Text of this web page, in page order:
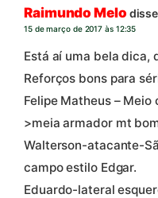
Raimundo Melo
15 de março de 2017 às 12:35
Está aí uma bela dica,
Reforços bons para
Felipe Matheus – Meio
>meia armador mt
Walterson-atacante-
campo estilo Edgar.
Eduardo-lateral